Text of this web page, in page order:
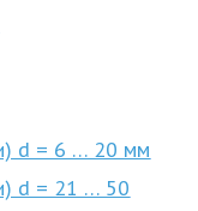
d = 6 … 20 мм
d = 21 … 50